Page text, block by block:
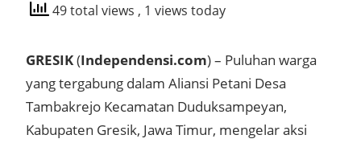
49 total views , 1 views today
GRESIK(Independensi.com) – Puluhan warga
yang tergabung dalam Aliansi Petani Desa
Tambakrejo Kecamatan Duduksampeyan,
Kabupaten Gresik, Jawa Timur, mengelar aksi